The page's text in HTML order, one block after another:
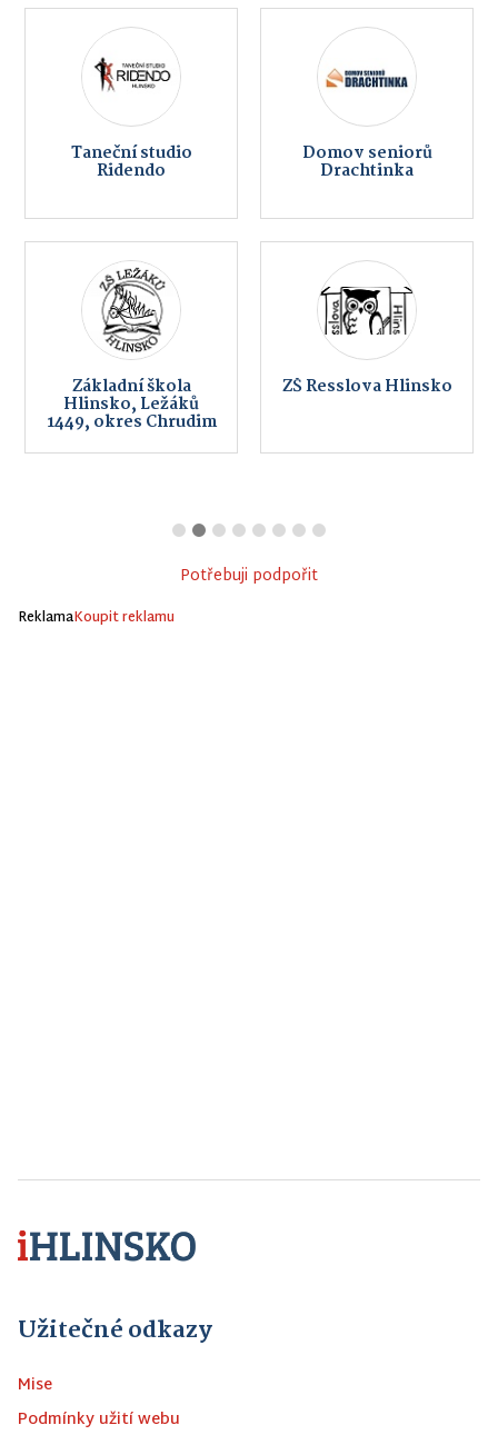
Taneční studio
Ridendo
Domov seniorů
Drachtinka
Základní škola
Hlinsko, Ležáků
1449, okres Chrudim
ZŠ Resslova Hlinsko
Potřebuji podpořit
ReklamaKoupit reklamu
Užitečné odkazy
Mise
Podmínky užití webu